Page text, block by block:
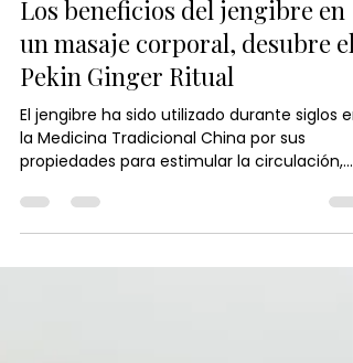
Japanese Head Spa España
26 jun
2 min de lectura
Los beneficios del jengibre en
un masaje corporal, desubre el
Pekin Ginger Ritual
El jengibre ha sido utilizado durante siglos en
la Medicina Tradicional China por sus